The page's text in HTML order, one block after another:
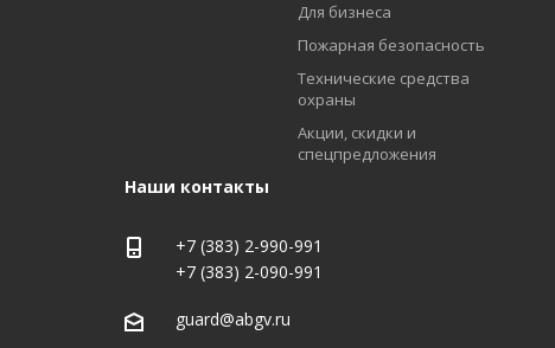
Для бизнеса
Пожарная безопасность
Технические средства
охраны
Акции, скидки и
спецпредложения
Наши контакты
+7 (383) 2-990-991
+7 (383) 2-090-991
guard@abgv.ru